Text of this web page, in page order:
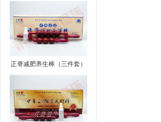
正脊减肥养生棒（三件套）